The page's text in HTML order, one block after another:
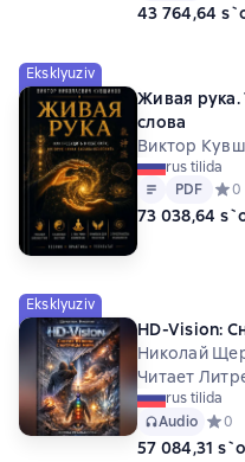
43 764,64
Eksklyuziv
Живая рука.
слова
Виктор
rus tilida
Matn
PDF
PDF 0
73 038,64
Eksklyuziv
HD-Vision:
Николай
Читает
rus tilida
Audio
0
57 084,31